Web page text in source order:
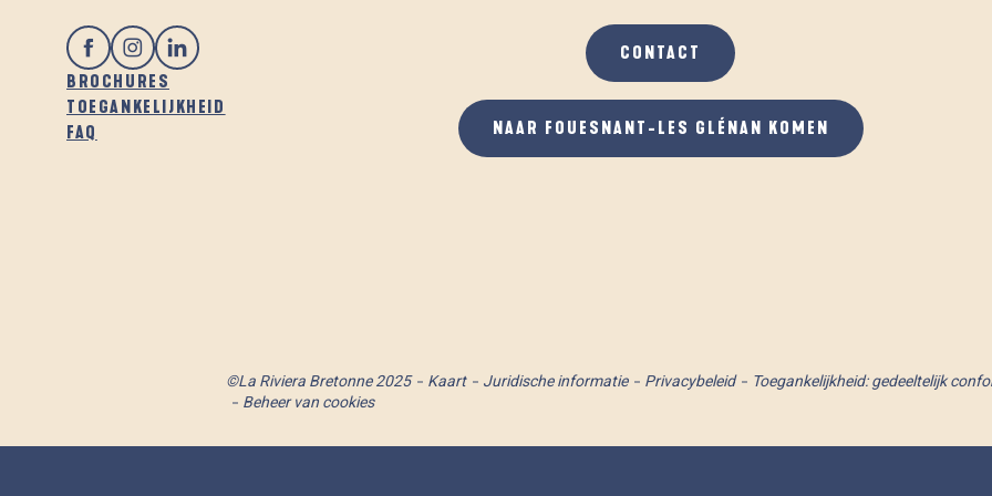
BROCHURES
TOEGANKELIJKHEID
FAQ
CONTACT
NAAR FOUESNANT-LES GLÉNAN KOMEN
©La Riviera Bretonne 2025 Kaart Juridische informatie Privacybeleid
Toegankelijkheid: gedeeltelijk
Beheer van cookies